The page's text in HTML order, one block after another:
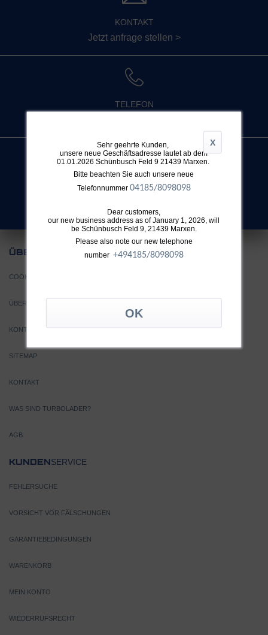
X
Sehr geehrte Kunden,
unsere neue Geschäftsadresse lautet ab dem
01.01.2026 Schünbusch Feld 9 21439 Marxen.
Bitte beachten Sie auch unsere neue
Telefonnummer 04185/8098098
Dear customers,
our new business address as of January 1, 2026, will
be Schünbusch Feld 9, 21439 Marxen.
Please also note our new telephone
number +494185/8098098
KONTAKT
Jetzt anfrage stellen >
TELEFON
SUCHE
ÜBER
COOKIE EINSTELLUNGEN
ÜBER TTH
KONTAKT
SITEMAP
KONTAKT
WAS SIND TURBOLADER?
AGB
KUNDENSERVICE
FEHLERSUCHE
VORSICHT VOR FÄLSCHUNGEN
GARANTIEBEDINGUNGEN
WARENKORB
MEIN KONTO
WIEDERRUFSRECHT